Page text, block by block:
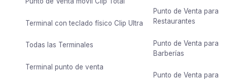
Terminal con teclado físico Clip Ultra
Todas las Terminales
Terminal punto de venta
Punto de Venta para
Restaurantes
Punto de Venta para
Barberías
Punto de Venta para